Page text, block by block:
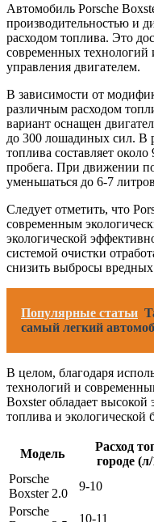
Автомобиль Porsche
производительностью и
расходом топлива. Это
современных
управления двигателем.
В зависимости от
различным расходом
вариант оснащен
до 300 лошадиных сил. В
топлива составляет
пробега. При движении по
уменьшаться до 6-7
Следует отметить, что
современным
экологической
системой очистки
снизить выбросы
Популярные статьи
самый легкий
В целом, благодаря
технологий и
Boxster обладает
топлива и экологической
Модель
Расход
городе
Porsche
Boxster 2.0
9-10
Porsche
10-11